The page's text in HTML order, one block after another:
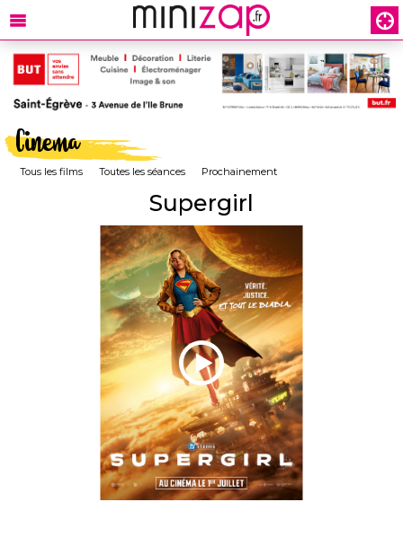
Cinema
Tous les films Toutes les séances Prochainement
Supergirl